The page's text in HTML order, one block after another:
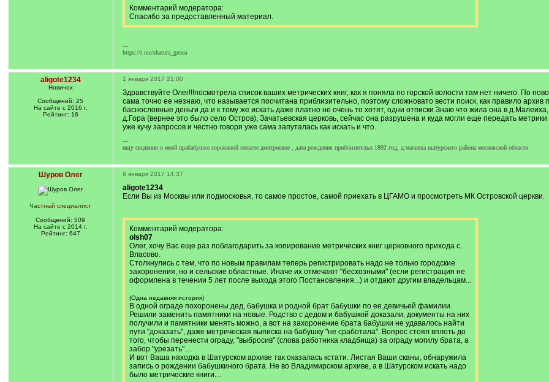
Комментарий модератора:
Спасибо за предоставленный материал.
---
https://t.me/shatura_genea
aligote1234
Новичок
Сообщений: 25
На сайте с 2016 г.
Рейтинг: 16
1 января 2017 21:00
Здравствуйте Олег!!!посмотрела список ваших метрических книг, как я поняла по горской волости там нет ничего. По
сама точно ее незнаю, что называется посчитана приблизительно, поэтому сложновато вести поиск, как правило
баснословные деньги да и к тому же искать даже платно не очень то хотят, одни отписки.Знаю что жила она в
д.Гора (вернее это было село Остров), Зачатьевская церковь, сейчас она разрушена и куда могли еще передать
уже кучу запросов и честно говоря уже сама запуталась как искать и что.
---
ищу сведения о моей прабабушке сорокиной пелагее дмитриевне , дата рождения приблизительо 1892 год, д.малеиха шатурского района московской области
Шуров Олег
Частный специалист
Сообщений: 509
На сайте с 2014 г.
Рейтинг: 647
6 января 2017 14:37
aligote1234
Если Вы из Москвы или подмосковья, то самое простое, самой приехать в ЦГАМО и просмотреть МК Островской церкви.
Комментарий модератора:
olsh07
Олег, хочу Вас еще раз поблагодарить за копирование метрических книг церковного прихода с.
Власово.
Столкнулись с тем, что по новым правилам теперь регистрировать надо не только городские
захоронения, но и сельские областные. Иначе их отмечают "бесхозными" (если регистрация не
оформлена в течении 5 лет после выхода этого Постановления...) и отдают другим владельцам...
(Одна недавняя история)
В одной ограде похоронены дед, бабушка и родной брат бабушки по ее девичьей фамилии.
Решили заменить памятники на новые. Родство с дедом и бабушкой доказали, документы на них
получили и памятники менять можно, а вот на захоронение брата бабушки не удавалось найти
пути "доказать", даже метрическая выписка на бабушку "не сработала". Вопрос стоял вплоть до
того, чтобы перенести ограду, "выбросив" (слова работника кладбища) за ограду могилу брата, а
забор "урезать"....
И вот Ваша находка в Шатурском архиве так оказалась кстати. Листая Ваши сканы, обнаружила
запись о рождении бабушкиного брата. Не во Владимирском архиве, а в Шатурском искать надо
было метрические книги....